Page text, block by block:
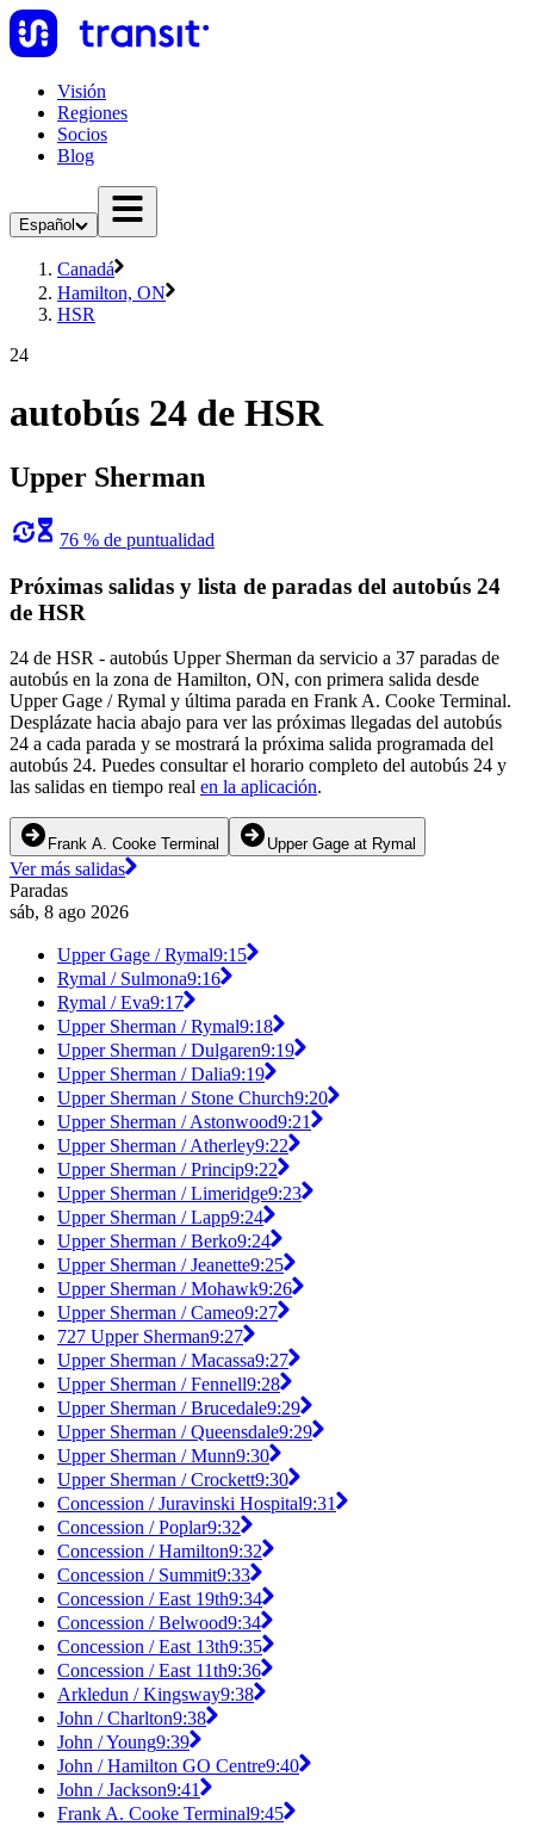
Visión
Regiones
Socios
Blog
Español
Canadá
Hamilton, ON
HSR
24
autobús 24 de HSR
Upper Sherman
76 % de puntualidad
Próximas salidas y lista de paradas del autobús 24
de HSR
24 de HSR - autobús Upper Sherman da servicio a 37 paradas de
autobús en la zona de Hamilton, ON, con primera salida desde
Upper Gage / Rymal y última parada en Frank A. Cooke Terminal.
Desplázate hacia abajo para ver las próximas llegadas del autobús
24 a cada parada y se mostrará la próxima salida programada del
autobús 24. Puedes consultar el horario completo del autobús 24 y
las salidas en tiempo real en la aplicación.
Frank A. Cooke Terminal Upper Gage at Rymal
Ver más salidas
Paradas
sáb, 8 ago 2026
Upper Gage / Rymal9:15
Rymal / Sulmona9:16
Rymal / Eva9:17
Upper Sherman / Rymal9:18
Upper Sherman / Dulgaren9:19
Upper Sherman / Dalia9:19
Upper Sherman / Stone Church9:20
Upper Sherman / Astonwood9:21
Upper Sherman / Atherley9:22
Upper Sherman / Princip9:22
Upper Sherman / Limeridge9:23
Upper Sherman / Lapp9:24
Upper Sherman / Berko9:24
Upper Sherman / Jeanette9:25
Upper Sherman / Mohawk9:26
Upper Sherman / Cameo9:27
727 Upper Sherman9:27
Upper Sherman / Macassa9:27
Upper Sherman / Fennell9:28
Upper Sherman / Brucedale9:29
Upper Sherman / Queensdale9:29
Upper Sherman / Munn9:30
Upper Sherman / Crockett9:30
Concession / Juravinski Hospital9:31
Concession / Poplar9:32
Concession / Hamilton9:32
Concession / Summit9:33
Concession / East 19th9:34
Concession / Belwood9:34
Concession / East 13th9:35
Concession / East 11th9:36
Arkledun / Kingsway9:38
John / Charlton9:38
John / Young9:39
John / Hamilton GO Centre9:40
John / Jackson9:41
Frank A. Cooke Terminal9:45